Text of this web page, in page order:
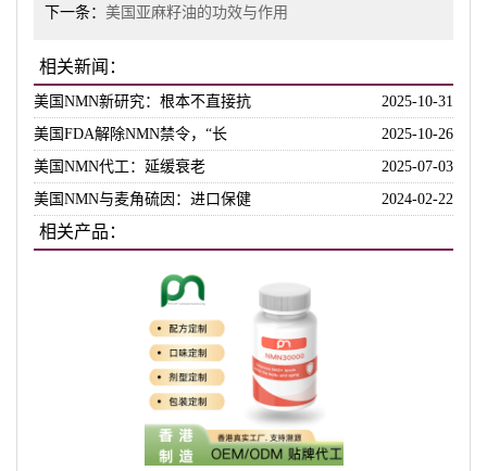
下一条： 美国亚麻籽油的功效与作用
相关新闻：
美国NMN新研究：根本不直接抗
2025-10-31
美国FDA解除NMN禁令，“长
2025-10-26
美国NMN代工：延缓衰老
2025-07-03
美国NMN与麦角硫因：进口保健
2024-02-22
相关产品：